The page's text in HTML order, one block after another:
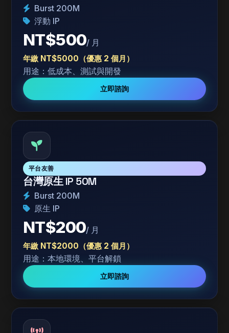
Burst 200M
浮動 IP
NT$500/ 月
年繳 NT$5000（優惠 2 個月）
用途：低成本、測試與開發
立即諮詢
平台友善
台灣原生 IP 50M
Burst 200M
原生 IP
NT$200/ 月
年繳 NT$2000（優惠 2 個月）
用途：本地環境、平台解鎖
立即諮詢